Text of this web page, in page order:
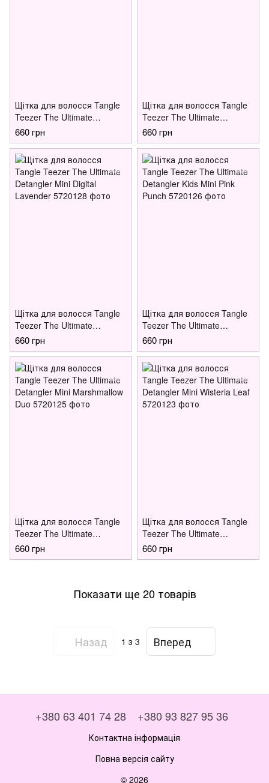
Щітка для волосся Tangle
Teezer The Ultimate
Detangler Mini Runway Pink
660 грн
Щітка для волосся Tangle
Teezer The Ultimate
Detangler Mini Salmon Pink
& Apricot
660 грн
Щітка для волосся Tangle
Teezer The Ultimate
Detangler Mini Digital
Lavender
660 грн
Щітка для волосся Tangle
Teezer The Ultimate
Detangler Kids Mini Pink
Punch
660 грн
Щітка для волосся Tangle
Teezer The Ultimate
Detangler Mini Marshmallow
Duo
660 грн
Щітка для волосся Tangle
Teezer The Ultimate
Detangler Mini Wisteria Leaf
660 грн
Показати ще 20 товарів
Назад 1 з 3 Вперед
+380 63 401 74 28 +380 93 827 95 36
Контактна інформація
Повна версія сайту
© 2026